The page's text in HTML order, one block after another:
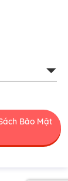
Web”),
Bảo Mật